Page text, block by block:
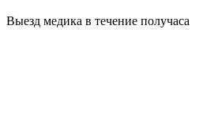
Выезд медика в течение получаса